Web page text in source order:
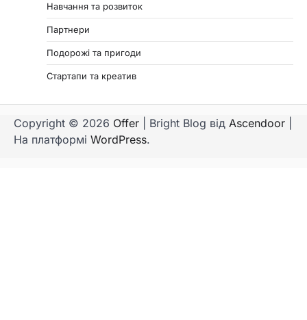
Навчання та розвиток
Партнери
Подорожі та пригоди
Стартапи та креатив
Copyright © 2026 Offer | Bright Blog від Ascendoor
На платформі WordPress.